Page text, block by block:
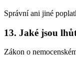
Správní ani jiné
13. Jaké jsou
Zákon o